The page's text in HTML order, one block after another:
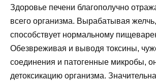
Здоровье печени благополучно
всего организма. Вырабатывая
способствует нормальному
Обезвреживая и выводя токсины,
соединения и патогенные микробы,
детоксикацию организма.